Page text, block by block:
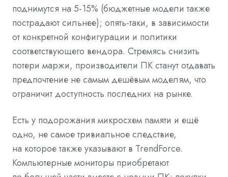
поднимутся на 5-15% (бюджетные модели также
пострадают сильнее); опять-таки, в зависимости
от конкретной конфигурации и политики
соответствующего вендора. Стремясь снизить
потери маржи, производители ПК станут отдавать
предпочтение не самым дешёвым моделям, что
ограничит доступность последних на рынке.
Есть у подорожания микросхем памяти и ещё
одно, не самое тривиальное следствие,
на которое также указывают в TrendForce.
Компьютерные мониторы приобретают